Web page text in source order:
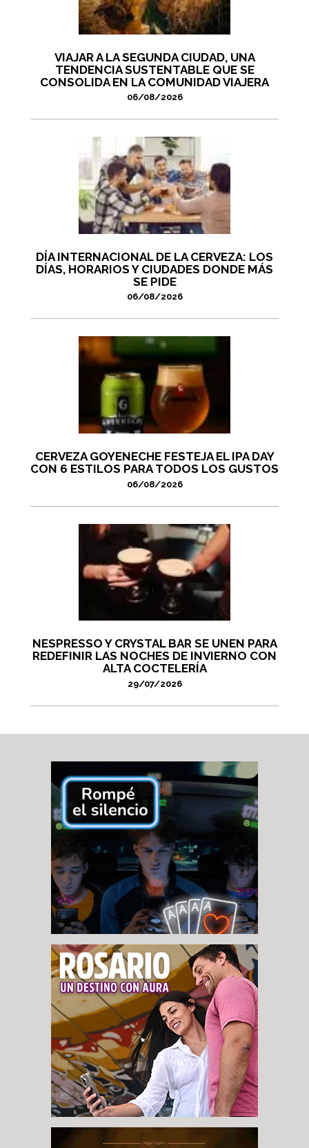
VIAJAR A LA SEGUNDA CIUDAD, UNA
TENDENCIA SUSTENTABLE QUE SE
CONSOLIDA EN LA COMUNIDAD VIAJERA
06/08/2026
DÍA INTERNACIONAL DE LA CERVEZA: LOS
DÍAS, HORARIOS Y CIUDADES DONDE MÁS
SE PIDE
06/08/2026
CERVEZA GOYENECHE FESTEJA EL IPA DAY
CON 6 ESTILOS PARA TODOS LOS GUSTOS
06/08/2026
NESPRESSO Y CRYSTAL BAR SE UNEN PARA
REDEFINIR LAS NOCHES DE INVIERNO CON
ALTA COCTELERÍA
29/07/2026